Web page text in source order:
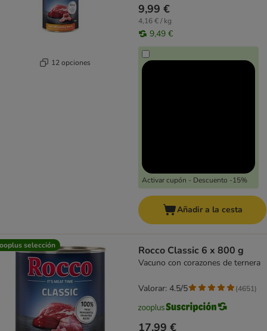
12 opciones
9,99 €
4,16 € / kg
9,49 €
Activar cupón - Descuento -15%
Añadir a la cesta
selección Rocco Classic 6 x 800 g
Vacuno con corazones de ternera
17,99 €
Valorar: 4.5/5 (4651)